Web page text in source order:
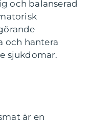
och balanserad
och hantera
sjukdomar.
är en